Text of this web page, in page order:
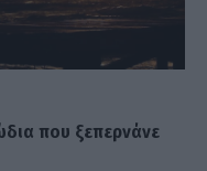
που ξεπερνάνε